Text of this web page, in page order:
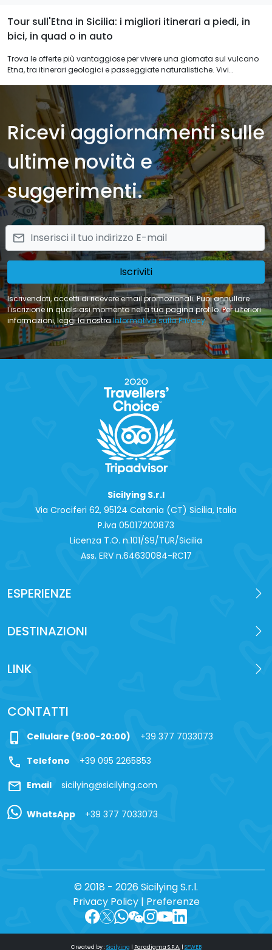
Tour sull'Etna in Sicilia: i migliori itinerari a piedi, in
bici, in quad o in auto
Trova le offerte più vantaggiose per vivere una giornata sul vulcano
Etna, tra itinerari geologici e passeggiate naturalistiche. Vivi
vacanza di relax nella natura in Sicilia.
Ricevi aggiornamenti sulle
ultime novità e
suggerimenti.
email
Iscriviti
Iscrivendoti, accetti di ricevere email promozionali. Puoi annullare
l'iscrizione in qualsiasi momento nella tua pagina profilo. Per ulteriori
informazioni, leggi la nostraInformativa sulla Privacy
Sicilying S.r.l
Via Crociferi 62, 95124 Catania (CT) Sicilia, Italia
P.iva 0‍5017200873
Licenza T.O. n.101/S9/TUR/Sicilia
Ass. ERV n.64630084-RC17
ESPERIENZE
DESTINAZIONI
LINK
CONTATTI
phone_iphone Cellulare (9:00-20:00) +39 377 7033073
call Telefono +39 095 2265853
mail Email sicilying@sicilying.com
WhatsApp +39 377 7033073
© 2018 - 2026 Sicilying S.r.l.
Privacy Policy| Preferenze
Created by :Sicilying | Paradigma S.P.A.| SFWEB